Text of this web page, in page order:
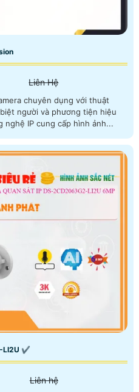
Liên Hệ
chuyên dụng với thuật
người và phương tiện hiệu
nghệ IP cung cấp hình ảnh...
LI2U ✔
Liên hệ